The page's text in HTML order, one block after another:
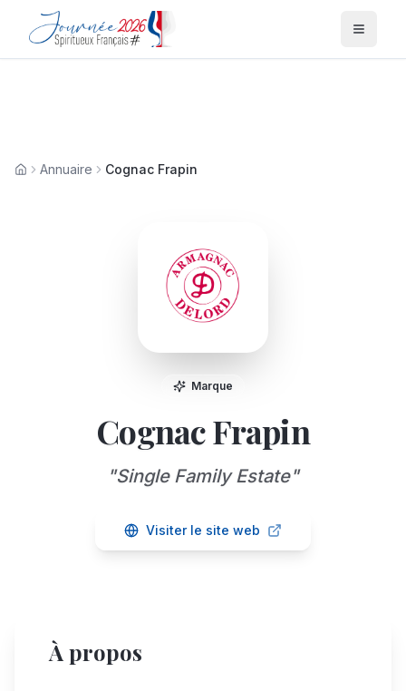
Menu
AccueilAnnuaire Cognac Frapin
Marque
Cognac Frapin
"Single Family Estate"
Visiter le site web
À propos